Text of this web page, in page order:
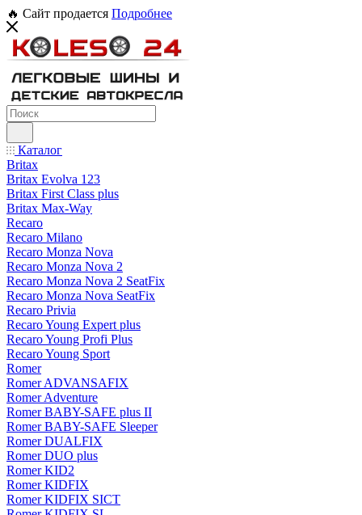
🔥 Сайт продается Подробнее
Каталог
Britax
Britax Evolva 123
Britax First Class plus
Britax Max-Way
Recaro
Recaro Milano
Recaro Monza Nova
Recaro Monza Nova 2
Recaro Monza Nova 2 SeatFix
Recaro Monza Nova SeatFix
Recaro Privia
Recaro Young Expert plus
Recaro Young Profi Plus
Recaro Young Sport
Romer
Romer ADVANSAFIX
Romer Adventure
Romer BABY-SAFE plus II
Romer BABY-SAFE Sleeper
Romer DUALFIX
Romer DUO plus
Romer KID2
Romer KIDFIX
Romer KIDFIX SICT